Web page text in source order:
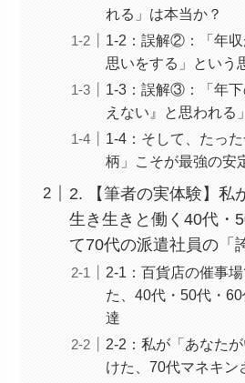
れる」は本当か？
1-2：誤解②：「年
思いをする」という
1-3：誤解③：「年
えない』と思われる
1-4：そして、たっ
柄」こそが最強の安
2. 【筆者の実体験】私
生き生きと働く40代・
て70代の派遣社員の「
2-1：百貨店の催事
た、40代・50代・
達
2-2：私が「あなた
けた、70代マネキン